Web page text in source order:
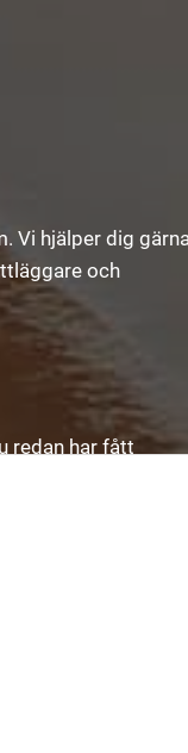
Vi hjälper dig
och
redan har fått